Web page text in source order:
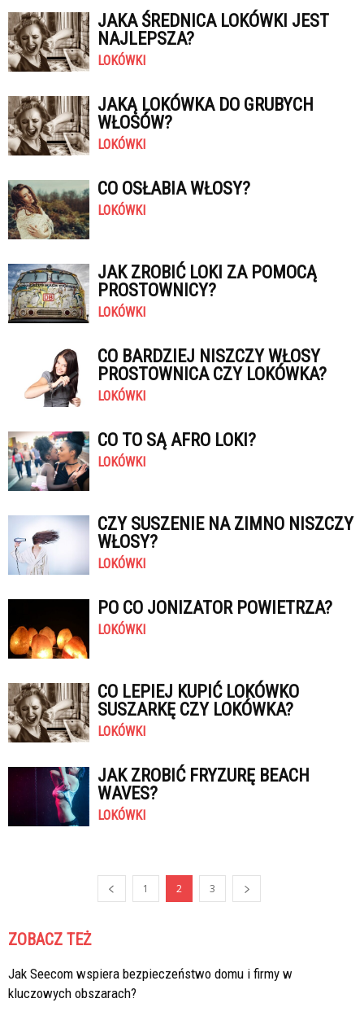
JAKA ŚREDNICA LOKÓWKI JEST
NAJLEPSZA?
LOKÓWKI
JAKĄ LOKÓWKA DO GRUBYCH
WŁOSÓW?
LOKÓWKI
CO OSŁABIA WŁOSY?
LOKÓWKI
JAK ZROBIĆ LOKI ZA POMOCĄ
PROSTOWNICY?
LOKÓWKI
CO BARDZIEJ NISZCZY WŁOSY
PROSTOWNICA CZY LOKÓWKA?
LOKÓWKI
CO TO SĄ AFRO LOKI?
LOKÓWKI
CZY SUSZENIE NA ZIMNO NISZCZY
WŁOSY?
LOKÓWKI
PO CO JONIZATOR POWIETRZA?
LOKÓWKI
CO LEPIEJ KUPIĆ LOKÓWKO
SUSZARKĘ CZY LOKÓWKA?
LOKÓWKI
JAK ZROBIĆ FRYZURĘ BEACH
WAVES?
LOKÓWKI
1 2 3
ZOBACZ TEŻ
Jak Seecom wspiera bezpieczeństwo domu i firmy w
kluczowych obszarach?